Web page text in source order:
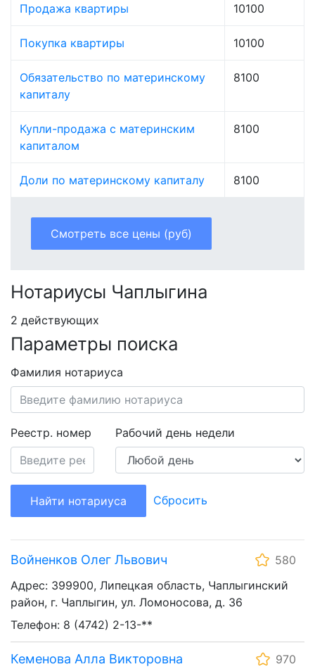
Продажа квартиры 10100
Покупка квартиры 10100
Обязательство по материнскому
капиталу
8100
Купли-продажа с материнским
капиталом
8100
Доли по материнскому капиталу 8100
Смотреть все цены (руб)
Нотариусы Чаплыгина
2 действующих
Параметры поиска
Фамилия нотариуса
Реестр. номер Рабочий день недели
Найти нотариуса Сбросить
Войненков Олег Львович
580
Адрес: 399900, Липецкая область, Чаплыгинский
район, г. Чаплыгин, ул. Ломоносова, д. 36
Телефон: 8 (4742) 2-13-**
Кеменова Алла Викторовна 970